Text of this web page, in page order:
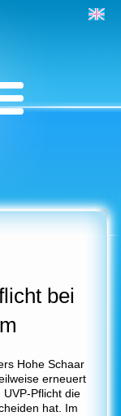
bei
Hohe Schaar
erneuert
Pflicht die
hat. Im